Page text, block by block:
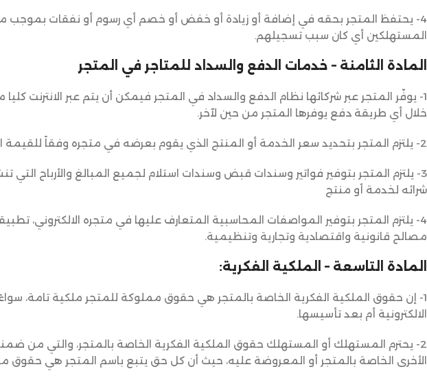
4- يحتفظ المتجر بحقه في إضافة أو زيادة أو خفض أو خصم أي رسوم أو نفقات بموجب
المستهلكين أي كان سبب تسجيلهم.
المادة الثامنة – خدمات الدفع والسداد للمتاجر في المتجر
1- يوفّر المتجر عبر شركائها نظام الدفع والسداد في المتجر فيمكن أن يتم عبر الانترنت
خلال أي طريقة دفع يوفرها المتجر من حين لآخر.
2- يلتزم المتجر بتحديد سعر الخدمة أو المنتج الذي يقوم بعرضه في متجره وفقاً للقيمة السوقية المتعارف عليها.
3- يلتزم المتجر بتوفير فواتير وسندات قبض وسندات استلام لجميع المبالغ والأرباح
شرائه لخدمة أو منتج
4- يلتزم المتجر بتوفير المواصفات المحاسبية المتعارف عليها في متجره الالكتروني،
مصالح قانونية واقتصادية وتجارية وتنظيمية.
المادة التاسعة – الملكية الفكرية:
1- إن حقوق الملكية الفكرية الخاصة بالمتجر هي حقوق مملوكة للمتجر ملكية تامة،
الالكترونية أم بعد تأسيسها.
2- يحترم المستهلك أو المستهلك حقوق الملكية الفكرية الخاصة بالمتجر، والتي من
الأخرى الخاصة بالمتجر أو المعروضة عليه، حيث أن كل حق يتبع باسم المتجر هي حقوق